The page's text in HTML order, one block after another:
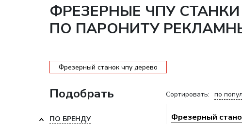
ФРЕЗЕРНЫЕ ЧПУ СТАНКИ
ПО ПАРОНИТУ
Фрезерный станок чпу дерево
Сортировать: по
Фрезерный
Подобрать
ПО БРЕНДУ